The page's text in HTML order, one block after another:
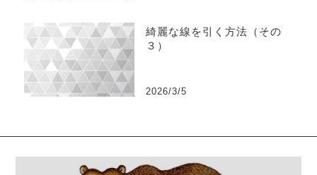
綺麗な線を引く方法（その
３）
2026/3/5